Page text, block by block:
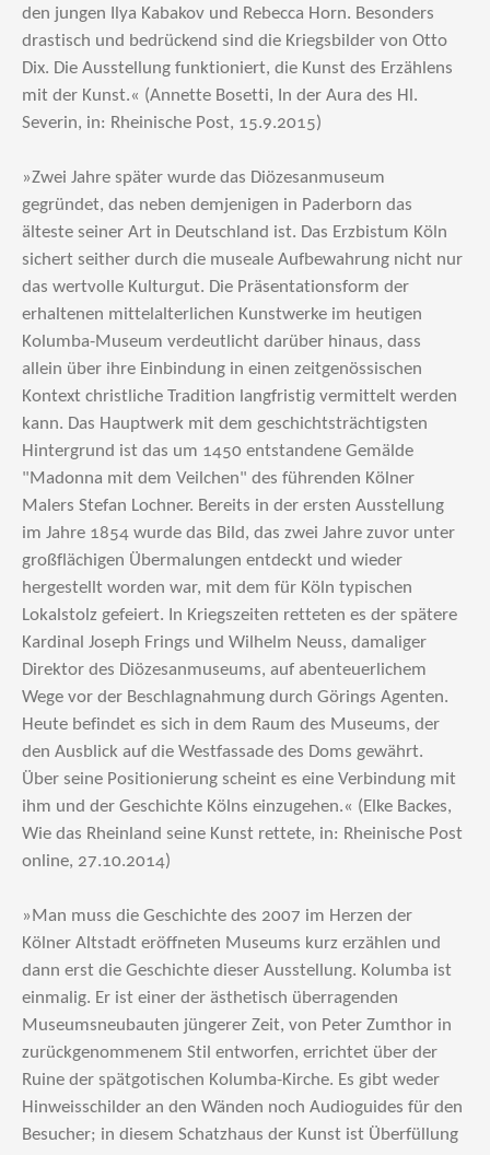
den jungen Ilya Kabakov und Rebecca Horn. Besonders
drastisch und bedrückend sind die Kriegsbilder von Otto
Dix. Die Ausstellung funktioniert, die Kunst des Erzählens
mit der Kunst.« (Annette Bosetti, In der Aura des Hl.
Severin, in: Rheinische Post, 15.9.2015)
»Zwei Jahre später wurde das Diözesanmuseum
gegründet, das neben demjenigen in Paderborn das
älteste seiner Art in Deutschland ist. Das Erzbistum Köln
sichert seither durch die museale Aufbewahrung nicht nur
das wertvolle Kulturgut. Die Präsentationsform der
erhaltenen mittelalterlichen Kunstwerke im heutigen
Kolumba-Museum verdeutlicht darüber hinaus, dass
allein über ihre Einbindung in einen zeitgenössischen
Kontext christliche Tradition langfristig vermittelt werden
kann. Das Hauptwerk mit dem geschichtsträchtigsten
Hintergrund ist das um 1450 entstandene Gemälde
"Madonna mit dem Veilchen" des führenden Kölner
Malers Stefan Lochner. Bereits in der ersten Ausstellung
im Jahre 1854 wurde das Bild, das zwei Jahre zuvor unter
großflächigen Übermalungen entdeckt und wieder
hergestellt worden war, mit dem für Köln typischen
Lokalstolz gefeiert. In Kriegszeiten retteten es der spätere
Kardinal Joseph Frings und Wilhelm Neuss, damaliger
Direktor des Diözesanmuseums, auf abenteuerlichem
Wege vor der Beschlagnahmung durch Görings Agenten.
Heute befindet es sich in dem Raum des Museums, der
den Ausblick auf die Westfassade des Doms gewährt.
Über seine Positionierung scheint es eine Verbindung mit
ihm und der Geschichte Kölns einzugehen.« (Elke Backes,
Wie das Rheinland seine Kunst rettete, in: Rheinische Post
online, 27.10.2014)
»Man muss die Geschichte des 2007 im Herzen der
Kölner Altstadt eröffneten Museums kurz erzählen und
dann erst die Geschichte dieser Ausstellung. Kolumba ist
einmalig. Er ist einer der ästhetisch überragenden
Museumsneubauten jüngerer Zeit, von Peter Zumthor in
zurückgenommenem Stil entworfen, errichtet über der
Ruine der spätgotischen Kolumba-Kirche. Es gibt weder
Hinweisschilder an den Wänden noch Audioguides für den
Besucher; in diesem Schatzhaus der Kunst ist Überfüllung